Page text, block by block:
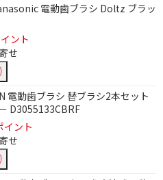
電動歯ブラシ Doltz ブラッ
ント
せ
電動歯ブラシ 替ブラシ2本セット
D3055133CBRF
イント
せり込む